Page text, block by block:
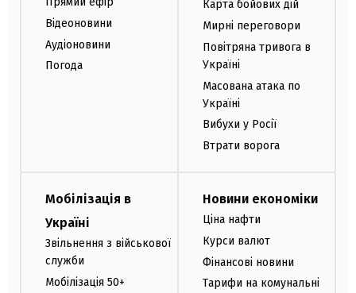
Відеоновини
Аудіоновини
Погода
Карта бойових дій
Мирні переговори
Повітряна тривога в
Україні
Масована атака по
Україні
Вибухи у Росії
Втрати ворога
Мобілізація в
Україні
Звільнення з військової
служби
Мобілізація 50+
Новини економіки
Ціна нафти
Курси валют
Фінансові новини
Тарифи на комунальні